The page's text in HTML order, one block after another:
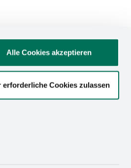
Alle Cookies akzeptieren
erforderliche Cookies zulassen